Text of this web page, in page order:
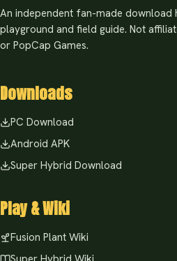
An independent fan-made download
playground and field guide. Not
or PopCap Games.
Downloads
PC Download
Android APK
Super Hybrid Download
Play & Wiki
Fusion Plant Wiki